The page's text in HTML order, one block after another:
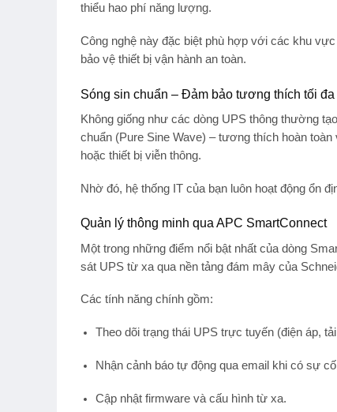
thiểu hao phí năng lượng.
Công nghệ này đặc biệt phù hợp với các khu vực
bảo vệ thiết bị vận hành an toàn.
Sóng sin chuẩn – Đảm bảo tương thích tối đa
Không giống như các dòng UPS thông thường
chuẩn (Pure Sine Wave) – tương thích hoàn
hoặc thiết bị viễn thông.
Nhờ đó, hệ thống IT của bạn luôn hoạt động ổn
Quản lý thông minh qua APC SmartConnect
Một trong những điểm nổi bật nhất của dòng
sát UPS từ xa qua nền tảng đám mây của
Các tính năng chính gồm:
Theo dõi trạng thái UPS trực tuyến(điện áp,
Nhận cảnh báo tự động qua email khi có sự
Cập nhật firmware và cấu hình từ xa.